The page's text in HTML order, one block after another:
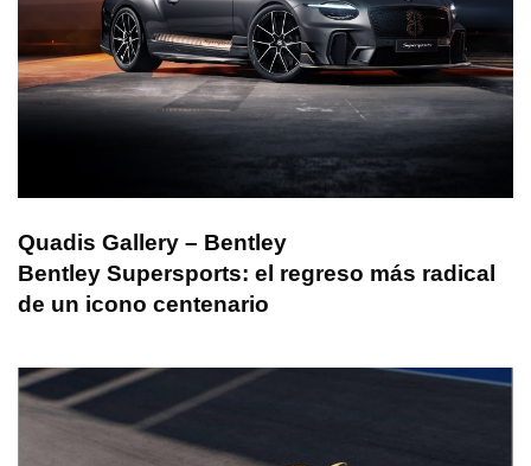
Quadis Gallery – Bentley
Bentley Supersports: el regreso más radical
de un icono centenario